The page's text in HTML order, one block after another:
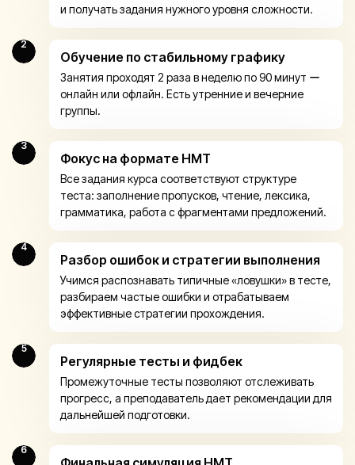
и получать задания нужного уровня сложности.
2
Обучение по стабильному графику
Занятия проходят 2 раза в неделю по 90 минут ー
онлайн или офлайн. Есть утренние и вечерние
группы.
3
Фокус на формате НМТ
Все задания курса соответствуют структуре
теста: заполнение пропусков, чтение, лексика,
грамматика, работа с фрагментами предложений.
4
Разбор ошибок и стратегии выполнения
Учимся распознавать типичные «ловушки» в тесте,
разбираем частые ошибки и отрабатываем
эффективные стратегии прохождения.
5
Регулярные тесты и фидбек
Промежуточные тесты позволяют отслеживать
прогресс, а преподаватель дает рекомендации для
дальнейшей подготовки.
6